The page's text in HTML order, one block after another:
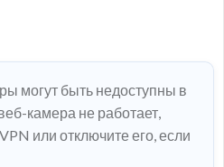
могут быть недоступны в
камера не работает,
или отключите его, если